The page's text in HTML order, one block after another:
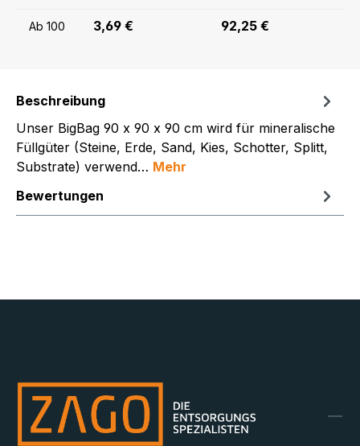
Ab 100 3,69 € 92,25 €
Beschreibung
Unser BigBag 90 x 90 x 90 cm wird für mineralische
Füllgüter (Steine, Erde, Sand, Kies, Schotter, Splitt,
Substrate) verwend… Mehr
Bewertungen